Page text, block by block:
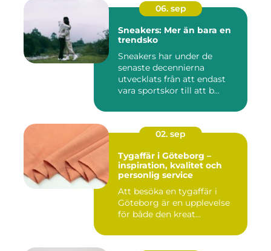
06. sep
Sneakers: Mer än bara en
trendsko
Sneakers har under de
senaste decennierna
utvecklats från att endast
vara sportskor till att b...
02. sep
Tygaffär i Göteborg –
inspiration, kvalitet och
personlig service
Att besöka en tygaffär i
Göteborg är en upplevelse
för både den kreat...